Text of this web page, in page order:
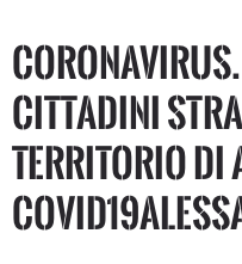
cittadini
territorio di